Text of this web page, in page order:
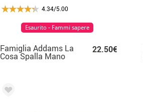
4.34/5.00
Famiglia Addams La
Cosa Spalla Mano
22.50€
Esaurito - Fammi sapere